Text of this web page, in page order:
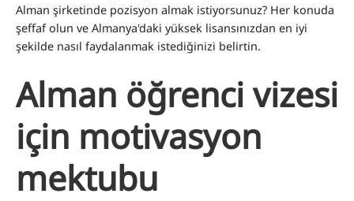
Alman şirketinde pozisyon almak istiyorsunuz? Her konuda
şeffaf olun ve Almanya'daki yüksek lisansınızdan en iyi
şekilde nasıl faydalanmak istediğinizi belirtin.
Alman öğrenci vizesi
için motivasyon
mektubu